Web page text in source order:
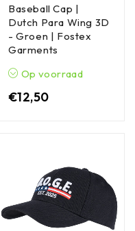
Baseball Cap |
Dutch Para Wing 3D
- Groen | Fostex
Garments
Op voorraad
€12,50